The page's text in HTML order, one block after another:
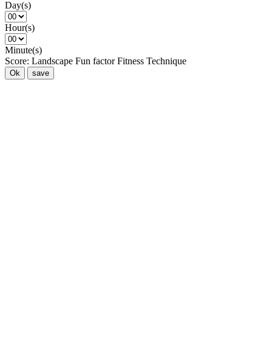
Day(s)
Hour(s)
Minute(s)
Score: Landscape Fun factor Fitness Technique
Ok save